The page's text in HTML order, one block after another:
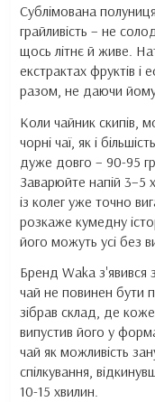
Сублімована
грайливість – не
щось літнє й живе.
екстрактах фруктів і
разом, не даючи йому
Коли чайник скипів,
чорні чаї, як і
дуже довго – 90-95
Заварюйте напій 3–5
із колег уже точно
розкаже кумедну
його можуть усі без
Бренд Waka з'явився
чай не повинен бути
зібрав склад, де
випустив його у
чай як можливість
спілкування,
10-15 хвилин.